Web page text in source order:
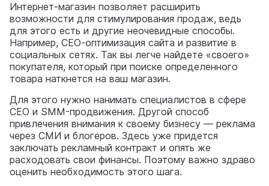
Интернет-магазин позволяет расширить
возможности для стимулирования продаж, ведь
для этого есть и другие неочевидные способы.
Например, СЕО-оптимизация сайта и развитие в
социальных сетях. Так вы легче найдете «своего»
покупателя, который при поиске определенного
товара наткнется на ваш магазин.
Для этого нужно нанимать специалистов в сфере
СЕО и SMM-продвижения. Другой способ
привлечения внимания к своему бизнесу — реклама
через СМИ и блогеров. Здесь уже придется
заключать рекламный контракт и опять же
расходовать свои финансы. Поэтому важно здраво
оценить необходимость этого шага.